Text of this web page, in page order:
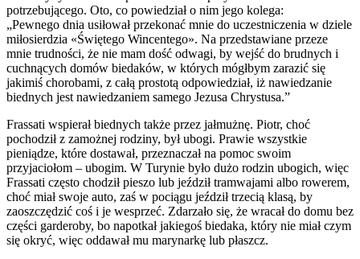
potrzebującego. Oto, co powiedział o nim jego kolega:
„Pewnego dnia usiłował przekonać mnie do uczestniczenia w dziele
miłosierdzia «Świętego Wincentego». Na przedstawiane przeze
mnie trudności, że nie mam dość odwagi, by wejść do brudnych i
cuchnących domów biedaków, w których mógłbym zarazić się
jakimiś chorobami, z całą prostotą odpowiedział, iż nawiedzanie
biednych jest nawiedzaniem samego Jezusa Chrystusa.”
Frassati wspierał biednych także przez jałmużnę. Piotr, choć
pochodził z zamożnej rodziny, był ubogi. Prawie wszystkie
pieniądze, które dostawał, przeznaczał na pomoc swoim
przyjaciołom – ubogim. W Turynie było dużo rodzin ubogich, więc
Frassati często chodził pieszo lub jeździł tramwajami albo rowerem,
choć miał swoje auto, zaś w pociągu jeździł trzecią klasą, by
zaoszczędzić coś i je wesprzeć. Zdarzało się, że wracał do domu bez
części garderoby, bo napotkał jakiegoś biedaka, który nie miał czym
się okryć, więc oddawał mu marynarkę lub płaszcz.